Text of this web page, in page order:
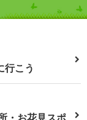
行こう